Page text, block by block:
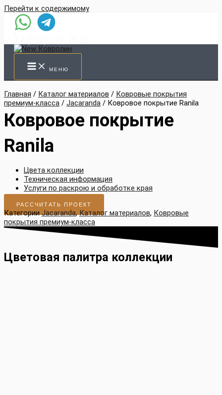
Перейти к содержимому
МЕНЮ
Главная / Каталог материалов / Ковровые покрытия
премиум-класса / Jacaranda / Ковровое покрытие Ranila
Ковровое покрытие
Ranila
Цвета коллекции
Техническая информация
Услуги по раскрою и обработке края
РАССЧИТАТЬ ПРОЕКТ
Категории Jacaranda,Каталог материалов, Ковровые
покрытия премиум-класса
Цветовая палитра коллекции